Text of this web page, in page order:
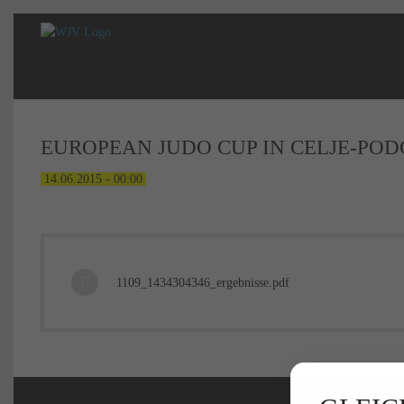
EUROPEAN JUDO CUP IN CELJE-
14.06.2015 - 00:00
1109_1434304346_ergebnisse.pdf